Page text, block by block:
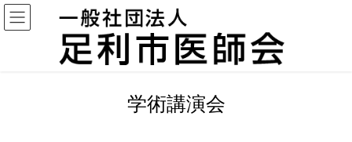
コ
ン
ナ
ビ
学術講演会